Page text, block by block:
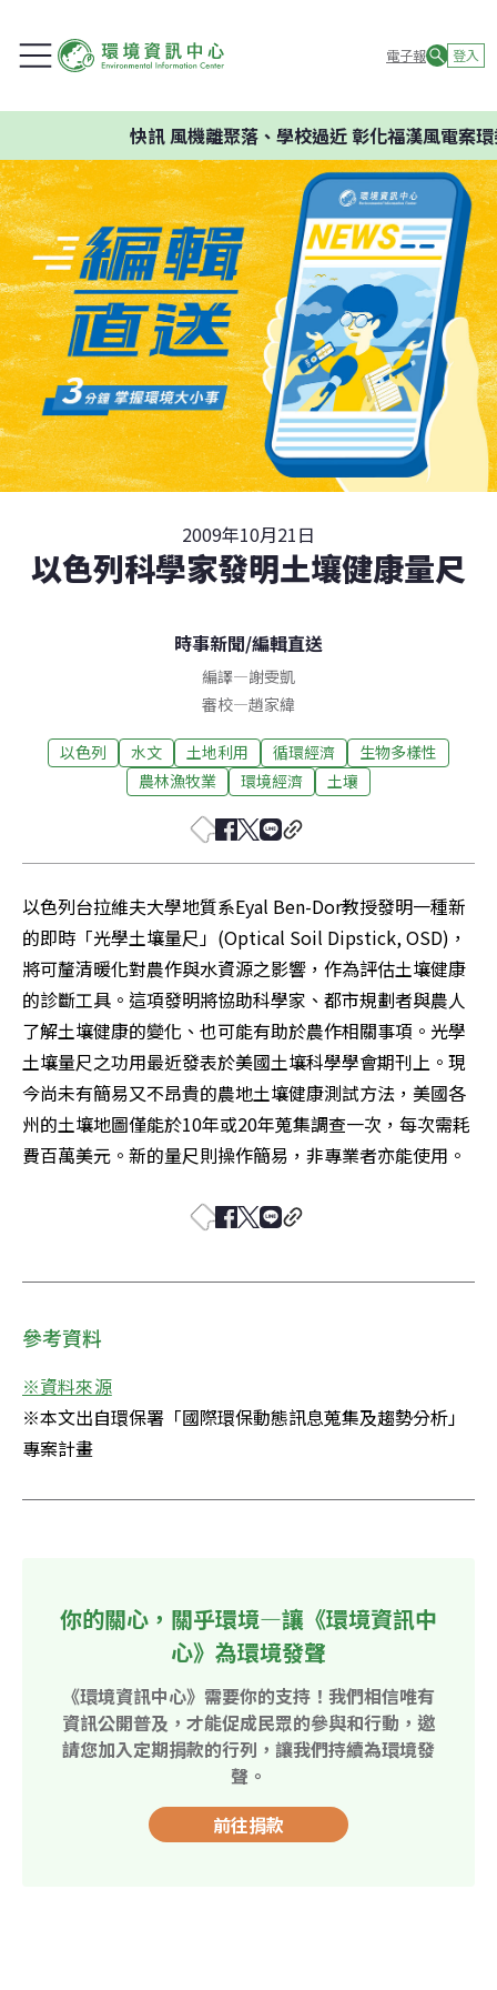
電子報 登入
快訊風機離聚落、學校過近 彰化福漢風電案環
2009年10月21日
以色列科學家發明土壤健康量尺
時事新聞/編輯直送
編譯—謝雯凱
審校—趙家緯
以色列 水文 土地利用 循環經濟
生物多樣性
農林漁牧業
環境經濟 土壤
以色列台拉維夫大學地質系Eyal Ben-Dor教授發明一種新
的即時「光學土壤量尺」(Optical Soil Dipstick, OSD)，
將可釐清暖化對農作與水資源之影響，作為評估土壤健康
的診斷工具。這項發明將協助科學家、都市規劃者與農人
了解土壤健康的變化、也可能有助於農作相關事項。光學
土壤量尺之功用最近發表於美國土壤科學學會期刊上。現
今尚未有簡易又不昂貴的農地土壤健康測試方法，美國各
州的土壤地圖僅能於10年或20年蒐集調查一次，每次需耗
費百萬美元。新的量尺則操作簡易，非專業者亦能使用。
參考資料
※資料來源
※本文出自環保署「國際環保動態訊息蒐集及趨勢分析」
專案計畫
你的關心，關乎環境—讓《環境資訊中
心》為環境發聲
《環境資訊中心》需要你的支持！我們相信唯有
資訊公開普及，才能促成民眾的參與和行動，邀
請您加入定期捐款的行列，讓我們持續為環境發
聲。
前往捐款